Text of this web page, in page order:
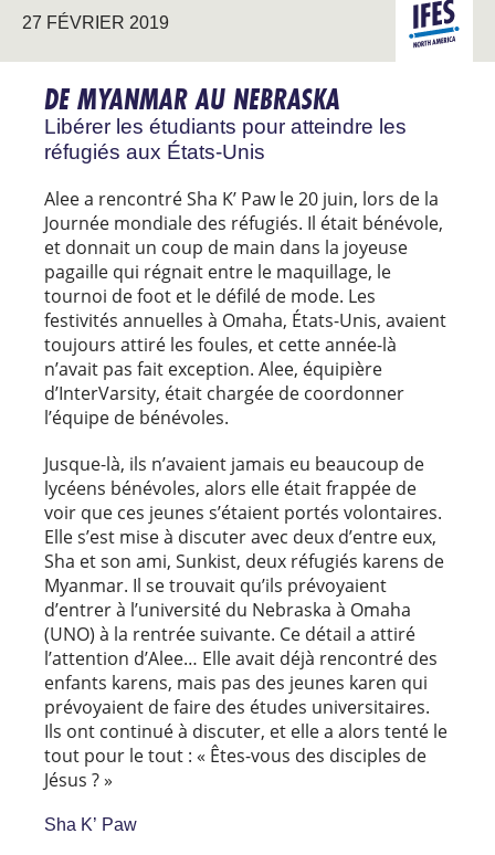
27 FÉVRIER 2019
LES
DU NORD
DE MYANMAR AU NEBRASKA
Libérer les étudiants pour atteindre les
réfugiés aux États-Unis
Alee a rencontré Sha K’ Paw le 20 juin, lors de la
Journée mondiale des réfugiés. Il était bénévole,
et donnait un coup de main dans la joyeuse
pagaille qui régnait entre le maquillage, le
tournoi de foot et le défilé de mode. Les
festivités annuelles à Omaha, États-Unis, avaient
toujours attiré les foules, et cette année-là
n’avait pas fait exception. Alee, équipière
d’InterVarsity, était chargée de coordonner
l’équipe de bénévoles.
Jusque-là, ils n’avaient jamais eu beaucoup de
lycéens bénévoles, alors elle était frappée de
voir que ces jeunes s’étaient portés volontaires.
Elle s’est mise à discuter avec deux d’entre eux,
Sha et son ami, Sunkist, deux réfugiés karens de
Myanmar. Il se trouvait qu’ils prévoyaient
d’entrer à l’université du Nebraska à Omaha
(UNO) à la rentrée suivante. Ce détail a attiré
l’attention d’Alee… Elle avait déjà rencontré des
enfants karens, mais pas des jeunes karen qui
prévoyaient de faire des études universitaires.
Ils ont continué à discuter, et elle a alors tenté le
tout pour le tout : « Êtes-vous des disciples de
Jésus ? »
Sha K’ Paw